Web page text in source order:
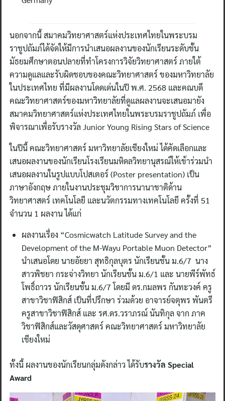
นอกจากนี้ สมาคมวิทยาศาสตร์แห่งประเทศไทยในพระบรม
ราชูปถัมภ์ได้จัดให้มีการนำเสนอผลงานของนักเรียนระดับชั้น
มัธยมศึกษาตอนปลายที่ทำโครงการวิจัยวิทยาศาสตร์ ภายใต้
ความดูแลและรับผิดชอบของคณะวิทยาศาสตร์ ของมหาวิทยาลัย
ในประเทศไทย ที่มีผลงานโดดเด่นในปี พ.ศ. 2568 และคณบดี
คณะวิทยาศาสตร์ของมหาวิทยาลัยที่ดูแลผลงานจะเสนอมายัง
สมาคมวิทยาศาสตร์แห่งประเทศไทยในพระบรมราชูปถัมภ์ เพื่อ
พิจารณาเพื่อรับรางวัล Junior Young Rising Stars of Science
ในปีนี้ คณะวิทยาศาสตร์ มหาวิทยาลัยเชียงใหม่ ได้คัดเลือกและ
เสนอผลงานของนักเรียนโรงเรียนมหิดลวิทยานุสรณ์ให้เข้าร่วมนำ
เสนอผลงานในรูปแบบโปสเตอร์ (Poster presentation) เป็น
ภาษาอังกฤษ ภายในงานประชุมวิชาการนานาชาติด้าน
วิทยาศาสตร์ เทคโนโลยี และนวัตกรรมทางเทคโนโลยี ครั้งที่ 51
จำนวน 1 ผลงาน ได้แก่
ผลงานเรื่อง “Cosmicwatch Latitude Survey and the
Development of the M-Wayu Portable Muon Detector”
นำเสนอโดย นายอัยยา สุทธิกุลบุตร นักเรียนชั้น ม.6/7 นาง
สาวพิชยา กระจ่างวิทยา นักเรียนชั้น ม.6/1 และ นายพีร์พัทธ์
โพธิ์ถาวร นักเรียนชั้น ม.6/7 โดยมี ดร.กมลพร กันทะวงค์ ครู
สาขาวิชาฟิสิกส์ เป็นที่ปรึกษา ร่วมด้วย อาจารย์จตุพร พันตรี
ครูสาขาวิชาฟิสิกส์ และ รศ.ดร.วราภรณ์ นันทิกุล จาก ภาค
วิชาฟิสิกส์และวัสดุศาสตร์ คณะวิทยาศาสตร์ มหาวิทยาลัย
เชียงใหม่
ทั้งนี้ ผลงานของนักเรียนกลุ่มดังกล่าว ได้รับรางวัล Special
Award